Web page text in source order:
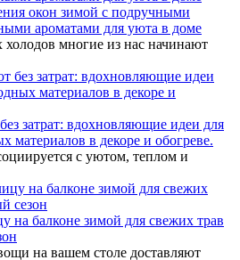
окон зимой с подручными
ароматами для уюта в доме
многие из нас начинают
затрат: вдохновляющие идеи для
материалов в декоре и обогреве.
с уютом, теплом и
на балконе зимой для свежих трав
на вашем столе доставляют